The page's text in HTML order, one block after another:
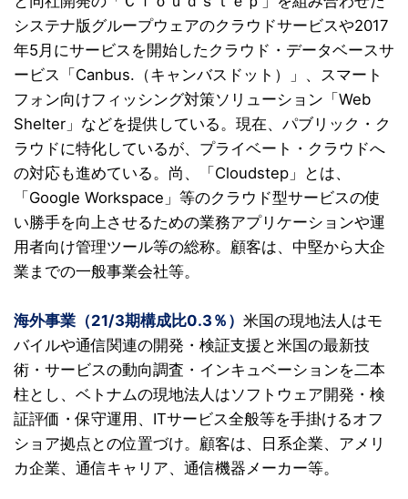
システナ版グループウェアのクラウドサービスや2017
年5月にサービスを開始したクラウド・データベースサ
ービス「Canbus.（キャンバスドット）」、スマート
フォン向けフィッシング対策ソリューション「Web
Shelter」などを提供している。現在、パブリック・ク
ラウドに特化しているが、プライベート・クラウドへ
の対応も進めている。尚、「Cloudstep」とは、
「Google Workspace」等のクラウド型サービスの使
い勝手を向上させるための業務アプリケーションや運
用者向け管理ツール等の総称。顧客は、中堅から大企
業までの一般事業会社等。
海外事業（21/3期構成比0.3％） 米国の現地法人はモ
バイルや通信関連の開発・検証支援と米国の最新技
術・サービスの動向調査・インキュベーションを二本
柱とし、ベトナムの現地法人はソフトウェア開発・検
証評価・保守運用、ITサービス全般等を手掛けるオフ
ショア拠点との位置づけ。顧客は、日系企業、アメリ
カ企業、通信キャリア、通信機器メーカー等。